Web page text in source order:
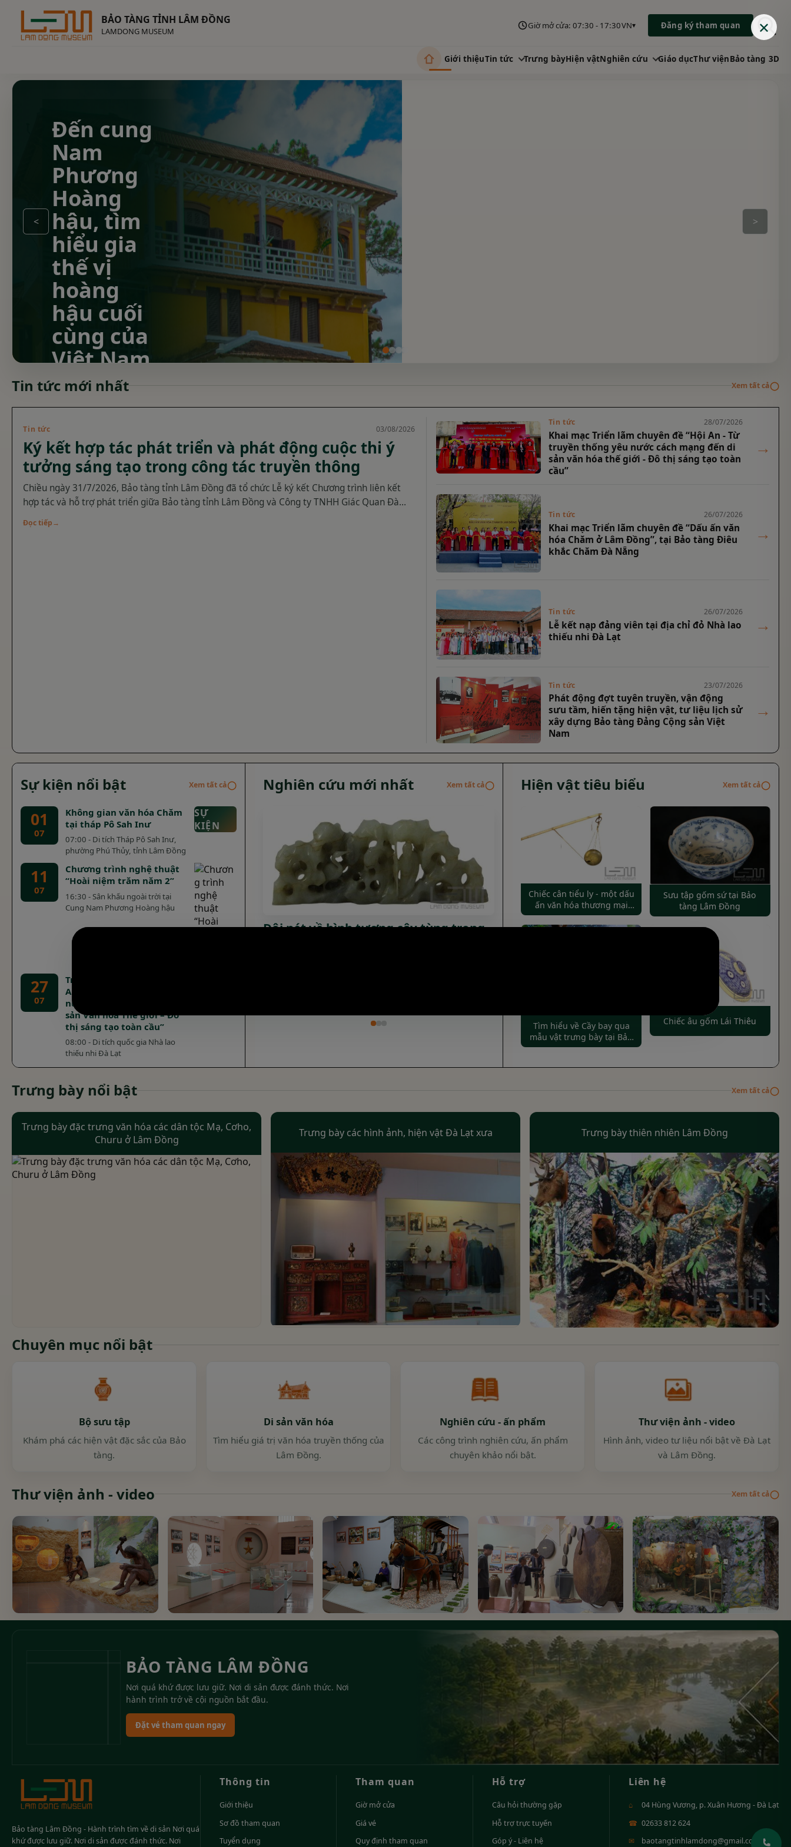
BẢO TÀNG TỈNH LÂM ĐỒNG
LAMDONG MUSEUM
Giờ mở cửa: 07:30 - 17:30VN▾ Đăng ký tham quan
Giới thiệuTin tức Trưng bàyHiện vậtNghiên cứu Giáo dụcThư việnBảo tàng 3D
✕
<
Bảo tàng -
không
gian học
tập trực
quan về
lịch sử,
văn hóa
Nhắc đến Lâm Đồng, nhiều
người thường nghĩ ngay
đến Đà Lạt mộng mơ, hay
những không gian rộng
mở hơn, như đại ngàn
hùng vĩ và miền biển xanh
trình khám phá vùng đất
Lâm Đồng.
Xem chi tiết →
>
Tin tức mới nhất Xem tất cả◯
Tin tức 03/08/2026
Ký kết hợp tác phát triển và phát động cuộc thi ý
tưởng sáng tạo trong công tác truyền thông
Chiều ngày 31/7/2026, Bảo tàng tỉnh Lâm Đồng đã tổ chức Lễ ký kết Chương trình liên kết
hợp tác và hỗ trợ phát triển giữa Bảo tàng tỉnh Lâm Đồng và Công ty TNHH Giác Quan Đà
Lạt, đồng thời phát động Cuộc thi “Ý tưởng sáng tạo trong công tác truyền thông thu hút
khách du lịch đến Bảo tàng tỉnh Lâm Đồng”.
Đọc tiếp→
Tin tức 28/07/2026
Khai mạc Triển lãm chuyên đề “Hội An - Từ
truyền thống yêu nước cách mạng đến di
sản văn hóa thế giới - Đô thị sáng tạo toàn
cầu”
→
Tin tức 26/07/2026
Khai mạc Triển lãm chuyên đề “Dấu ấn văn
hóa Chăm ở Lâm Đồng”, tại Bảo tàng Điêu
khắc Chăm Đà Nẵng
→
Tin tức 26/07/2026
Lễ kết nạp đảng viên tại địa chỉ đỏ Nhà lao
thiếu nhi Đà Lạt
→
Tin tức 23/07/2026
Phát động đợt tuyên truyền, vận động
sưu tầm, hiến tặng hiện vật, tư liệu lịch sử
xây dựng Bảo tàng Đảng Cộng sản Việt
Nam
→
Sự kiện nổi bật Xem tất cả◯
01
07
Không gian văn hóa Chăm
tại tháp Pô Sah Inư
07:00 - Di tích Tháp Pô Sah Inư,
phường Phú Thủy, tỉnh Lâm Đồng
SỰ
KIỆN
11
07
Chương trình nghệ thuật
“Hoài niệm trăm năm 2”
16:30 - Sân khấu ngoài trời tại
Cung Nam Phương Hoàng hậu
27
07
Triển lãm chuyên đề “Hội
An - từ truyền thống yêu
nước cách mạng đến Di
sản Văn hóa Thế giới – Đô
thị sáng tạo toàn cầu”
08:00 - Di tích quốc gia Nhà lao
thiếu nhi Đà Lạt
Nghiên cứu mới nhất Xem tất cả◯ Hiện vật tiêu biểu Xem tất cả◯
Chiếc cân tiểu ly - một dấu
ấn văn hóa thương mại
trong không gian “Đà Lạt
xưa”
Sưu tập gốm sứ tại Bảo
tàng Lâm Đồng
Tìm hiểu về Cầy bay qua
mẫu vật trưng bày tại Bảo
tàng tỉnh Lâm Đồng
Chiếc âu gốm Lái Thiêu
Trưng bày nổi bật Xem tất cả◯
Trưng bày đặc trưng văn hóa các dân tộc Mạ, Cơho,
Churu ở Lâm Đồng
Trưng bày các hình ảnh, hiện vật Đà Lạt xưa Trưng bày thiên nhiên Lâm Đồng
Chuyên mục nổi bật
Bộ sưu tập
Khám phá các hiện vật đặc sắc của Bảo
tàng.
Di sản văn hóa
Tìm hiểu giá trị văn hóa truyền thống của
Lâm Đồng.
Nghiên cứu - ấn phẩm
Các công trình nghiên cứu, ấn phẩm
chuyên khảo nổi bật.
Thư viện ảnh - video
Hình ảnh, video tư liệu nổi bật về Đà Lạt
và Lâm Đồng.
Thư viện ảnh - video Xem tất cả◯
▶
BẢO TÀNG LÂM ĐỒNG
Nơi quá khứ được lưu giữ. Nơi di sản được đánh thức. Nơi
hành trình trở về cội nguồn bắt đầu.
Đặt vé tham quan ngay
Bảo tàng Lâm Đồng - Hành trình tìm về di sản Nơi quá
khứ được lưu giữ. Nơi di sản được đánh thức. Nơi
Thông tin
Giới thiệu
Sơ đồ tham quan
Tuyển dụng
Tham quan
Giờ mở cửa
Giá vé
Quy định tham quan
Hỗ trợ
Câu hỏi thường gặp
Hỗ trợ trực tuyến
Góp ý - Liên hệ
Liên hệ
⌂
04 Hùng Vương, p. Xuân Hương - Đà Lạt
☎ 02633 812 624
✉
baotangtinhlamdong@gmail.com